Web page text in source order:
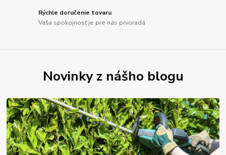
Rýchle doručenie tovaru
Vaša spokojnosť je pre nás prvoradá
Novinky z nášho blogu